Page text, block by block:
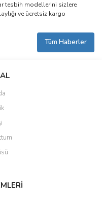
tesbih modellerini sizlere
ve ücretsiz kargo
Tüm Haberler